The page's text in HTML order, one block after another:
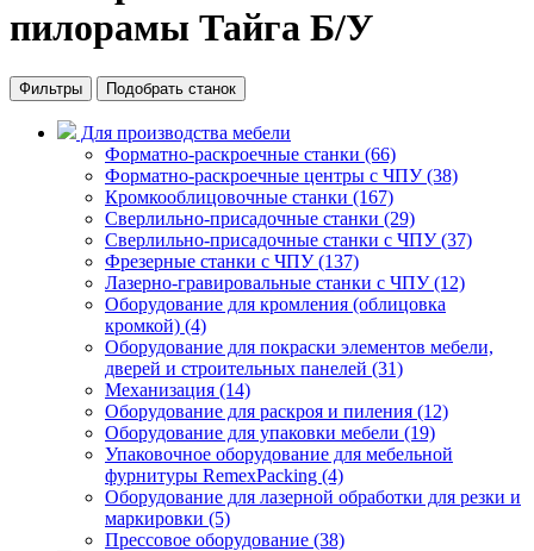
пилорамы Тайга Б/У
Фильтры Подобрать станок
Для производства мебели
Форматно-раскроечные станки (66)
Форматно-раскроечные центры с ЧПУ (38)
Кромкооблицовочные cтанки (167)
Сверлильно-присадочные станки (29)
Сверлильно-присадочные станки с ЧПУ (37)
Фрезерные станки с ЧПУ (137)
Лазерно-гравировальные станки с ЧПУ (12)
Оборудование для кромления (облицовка
кромкой) (4)
Оборудование для покраски элементов мебели,
дверей и строительных панелей (31)
Механизация (14)
Оборудование для раскроя и пиления (12)
Оборудование для упаковки мебели (19)
Упаковочное оборудование для мебельной
фурнитуры RemexPacking (4)
Оборудование для лазерной обработки для резки и
маркировки (5)
Прессовое оборудование (38)